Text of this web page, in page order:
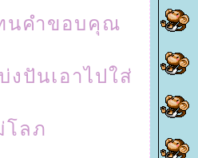
นคำขอบคุณ
ปันเอาไปใส่
โลภ